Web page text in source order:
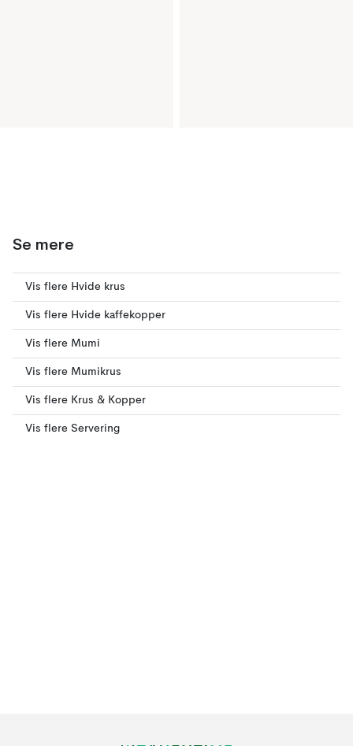
Se mere
Vis flere Hvide krus
Vis flere Hvide kaffekopper
Vis flere Mumi
Vis flere Mumikrus
Vis flere Krus & Kopper
Vis flere Servering